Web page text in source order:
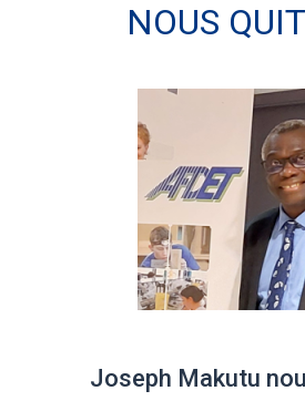
NOUS
Joseph Makutu